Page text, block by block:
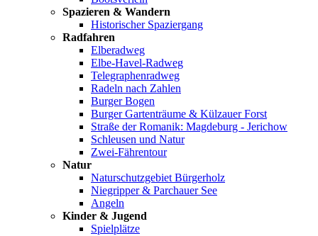
Spazieren & Wandern
Historischer Spaziergang
Radfahren
Elberadweg
Elbe-Havel-Radweg
Telegraphenradweg
Radeln nach Zahlen
Burger Bogen
Burger Gartenträume & Külzauer Forst
Straße der Romanik: Magdeburg - Jerichow
Schleusen und Natur
Zwei-Fährentour
Natur
Naturschutzgebiet Bürgerholz
Niegripper & Parchauer See
Angeln
Kinder & Jugend
Spielplätze